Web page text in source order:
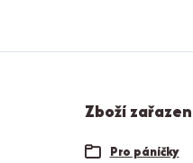
Zboží
Pro páníčky